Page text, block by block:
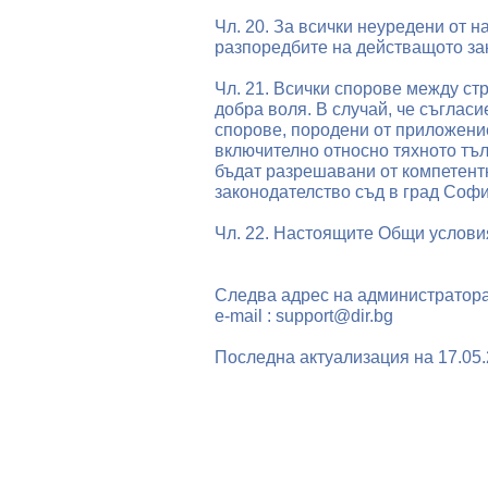
Чл. 20. За всички неуредени от
разпоредбите на действащото
Чл. 21. Всички спорове между
добра воля. В случай, че
спорове, породени от
включително относно тяхното
бъдат разрешавани от
законодателство съд в град
Чл. 22. Настоящите Общи
Следва адрес на
е-mail : support@dir.bg
Последна актуализация на